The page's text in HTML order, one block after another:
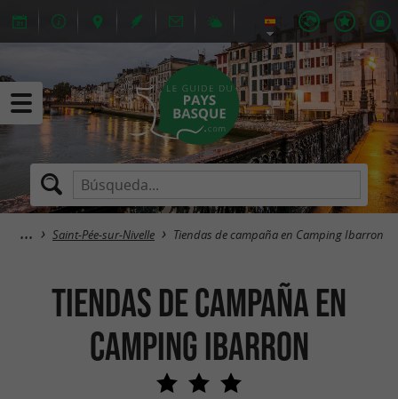
Saint-Pée-sur-Nivelle Tiendas de campaña en Camping Ibarron
Tiendas de campaña en
Camping Ibarron